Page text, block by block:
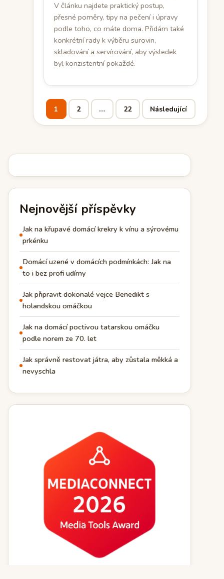
V článku najdete praktický postup,
přesné poměry, tipy na pečení i úpravy
podle toho, co máte doma. Přidám také
konkrétní rady k výběru surovin,
skladování a servírování, aby výsledek
byl konzistentní pokaždé.
Stránkování
příspěvků
1 2 … 22 Následující
Nejnovější příspěvky
Jak na křupavé domácí krekry k vínu a sýrovému
prkénku
Domácí uzené v domácích podmínkách: Jak na
to i bez profi udírny
Jak připravit dokonalé vejce Benedikt s
holandskou omáčkou
Jak na domácí poctivou tatarskou omáčku
podle norem ze 70. let
Jak správně restovat játra, aby zůstala měkká a
nevyschla